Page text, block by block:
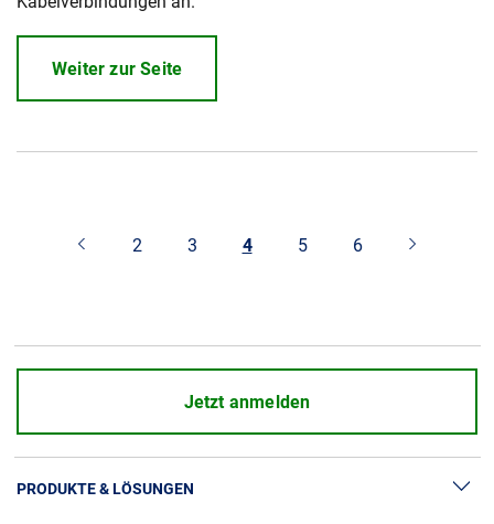
Weiter zur Seite
2 3 4 5 6
Jetzt anmelden
PRODUKTE & LÖSUNGEN